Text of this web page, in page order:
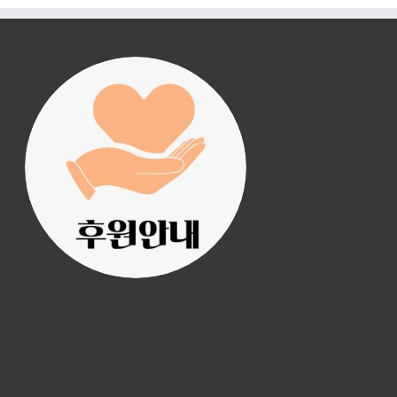
진리횃불 사역은 여러분
의 후원으로 이루어집니
다.